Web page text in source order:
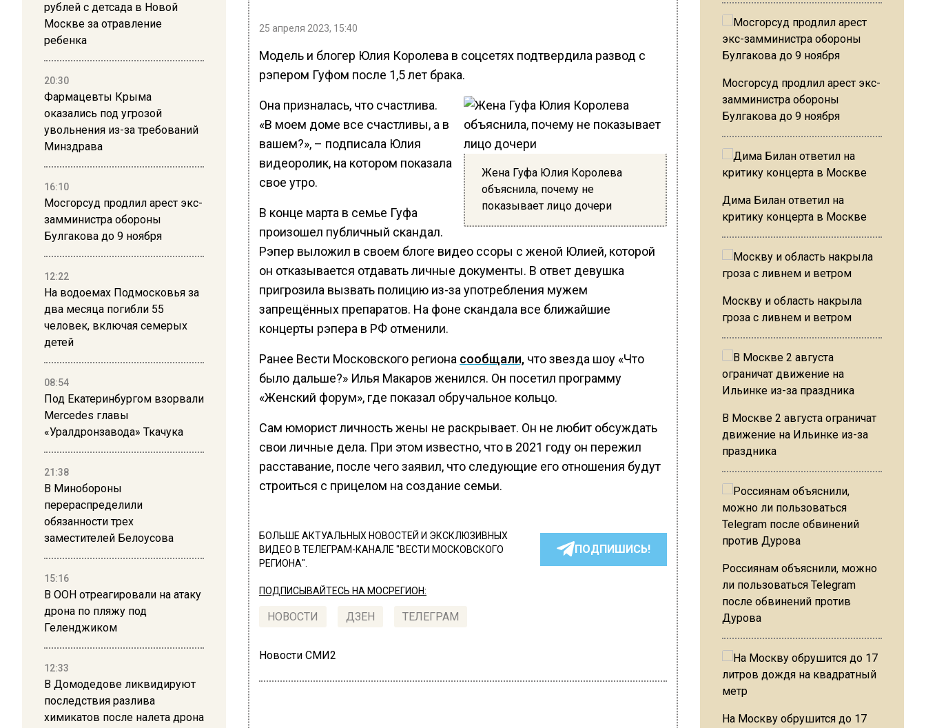
рублей с детсада в Новой
Москве за отравление
ребенка
20:30
Фармацевты Крыма
оказались под угрозой
увольнения из-за требований
Минздрава
16:10
Мосгорсуд продлил арест экс-
замминистра обороны
Булгакова до 9 ноября
12:22
На водоемах Подмосковья за
два месяца погибли 55
человек, включая семерых
детей
08:54
Под Екатеринбургом взорвали
Mercedes главы
«Уралдронзавода» Ткачука
21:38
В Минобороны
перераспределили
обязанности трех
заместителей Белоусова
15:16
В ООН отреагировали на атаку
дрона по пляжу под
Геленджиком
12:33
В Домодедове ликвидируют
последствия разлива
химикатов после налета дрона
25 апреля 2023, 15:40
Модель и блогер Юлия Королева в соцсетях подтвердила развод с
рэпером Гуфом после 1,5 лет брака.
Жена Гуфа Юлия Королева
объяснила, почему не
показывает лицо дочери
Она призналась, что счастлива.
«В моем доме все счастливы, а в
вашем?», – подписала Юлия
видеоролик, на котором показала
свое утро.
В конце марта в семье Гуфа
произошел публичный скандал.
Рэпер выложил в своем блоге видео ссоры с женой Юлией, которой
он отказывается отдавать личные документы. В ответ девушка
пригрозила вызвать полицию из-за употребления мужем
запрещённых препаратов. На фоне скандала все ближайшие
концерты рэпера в РФ отменили.
Ранее Вести Московского региона сообщали,что звезда шоу «Что
было дальше?» Илья Макаров женился. Он посетил программу
«Женский форум», где показал обручальное кольцо.
Сам юморист личность жены не раскрывает. Он не любит обсуждать
свои личные дела. При этом известно, что в 2021 году он пережил
расставание, после чего заявил, что следующие его отношения будут
строиться с прицелом на создание семьи.
БОЛЬШЕ АКТУАЛЬНЫХ НОВОСТЕЙ И ЭКСКЛЮЗИВНЫХ
ВИДЕО В ТЕЛЕГРАМ-КАНАЛЕ "ВЕСТИ МОСКОВСКОГО
РЕГИОНА".
ПОДПИШИСЬ!
ПОДПИСЫВАЙТЕСЬ НА МОСРЕГИОН:
НОВОСТИ ДЗЕН ТЕЛЕГРАМ
Новости СМИ2
Мосгорсуд продлил арест экс-
замминистра обороны
Булгакова до 9 ноября
Дима Билан ответил на
критику концерта в Москве
Москву и область накрыла
гроза с ливнем и ветром
В Москве 2 августа ограничат
движение на Ильинке из-за
праздника
Россиянам объяснили, можно
ли пользоваться Telegram
после обвинений против
Дурова
На Москву обрушится до 17